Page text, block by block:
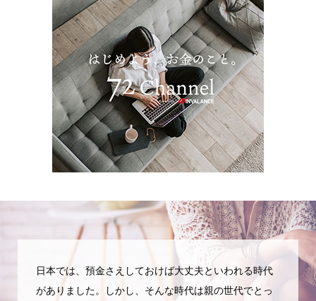
日本では、預金さえしておけば大丈夫といわれる時代
がありました。しかし、そんな時代は親の世代でとっ